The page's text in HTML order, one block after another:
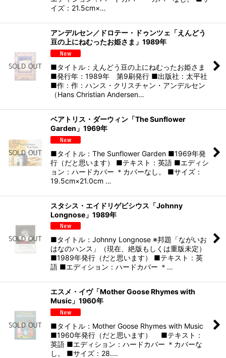
イズ：21.5cm×…
アンデルセン／ドロテー・ドゥンツェ「えんどう
豆の上にねむったお姫さま」1989年
■タイトル：えんどう豆の上にねむったお姫さま
■発行年：1989年 第9刷発行 ■出版社：太平社
■作：作：ハンス・クリスチャン・アンデルセン
（Hans Christian Andersen…
ベアトリス・ダーウィン「The Sunflower
Garden」1969年
■タイトル：The Sunflower Garden ■1969年発
行（だと思います） ■テキスト：英語 ■エディシ
ョン：ハードカバー ＊カバーなし。 ■サイズ：
19.5cm×21.0cm …
スタシス・エイドリゲビシウス「Johnny
Longnose」1989年
■タイトル：Johnny Longnose ※邦題「ながいお
はなのハンス」（現在、絶版もしくは重版未定）
■1989年発行（だと思います） ■テキスト：英
語 ■エディション：ハードカバー ＊…
エスメ・イヴ「Mother Goose Rhymes with
Music」1960年
■タイトル：Mother Goose Rhymes with Music
■1960年発行（だと思います） ■テキスト：
英語 ■エディション：ハードカバー ＊カバーな
し。 ■サイズ：28.…